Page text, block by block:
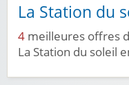
La Station du
4 meilleures offres
La Station du soleil